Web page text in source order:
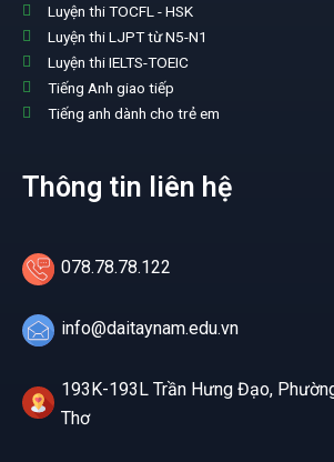
Luyện thi TOCFL - HSK
Luyện thi LJPT từ N5-N1
Luyện thi IELTS-TOEIC
Tiếng Anh giao tiếp
Tiếng anh dành cho trẻ em
Thông tin liên hệ
078.78.78.122
info@daitaynam.edu.vn
193K-193L Trần Hưng Đạo,
Thơ